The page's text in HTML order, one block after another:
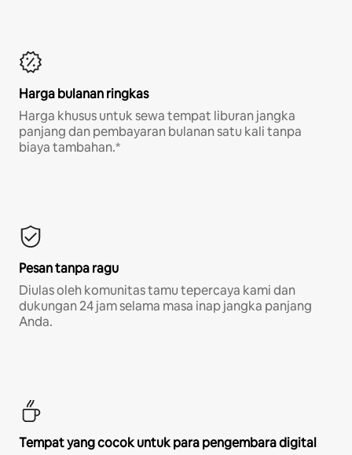
Harga bulanan ringkas
Harga khusus untuk sewa tempat liburan jangka
panjang dan pembayaran bulanan satu kali tanpa
biaya tambahan.*
Pesan tanpa ragu
Diulas oleh komunitas tamu tepercaya kami dan
dukungan 24 jam selama masa inap jangka panjang
Anda.
Tempat yang cocok untuk para pengembara digital